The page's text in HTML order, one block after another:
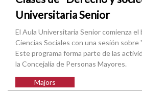
Universitaria Senior
El Aula Universitaria Senior comienza el
Ciencias Sociales con una sesión sobre
Este programa forma parte de las
la Concejalía de Personas Mayores.
Majors